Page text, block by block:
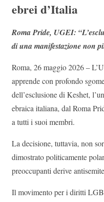
ebrei d’Italia
Roma Pride, UGEI:
di una manifestazione non
Roma, 26 maggio 2026 –
apprende con profondo
dell’esclusione di Keshet,
ebraica italiana, dal Roma
a tutti i suoi membri.
La decisione, tuttavia, non
dimostrato politicamente
preoccupanti derive
Il movimento per i diritti